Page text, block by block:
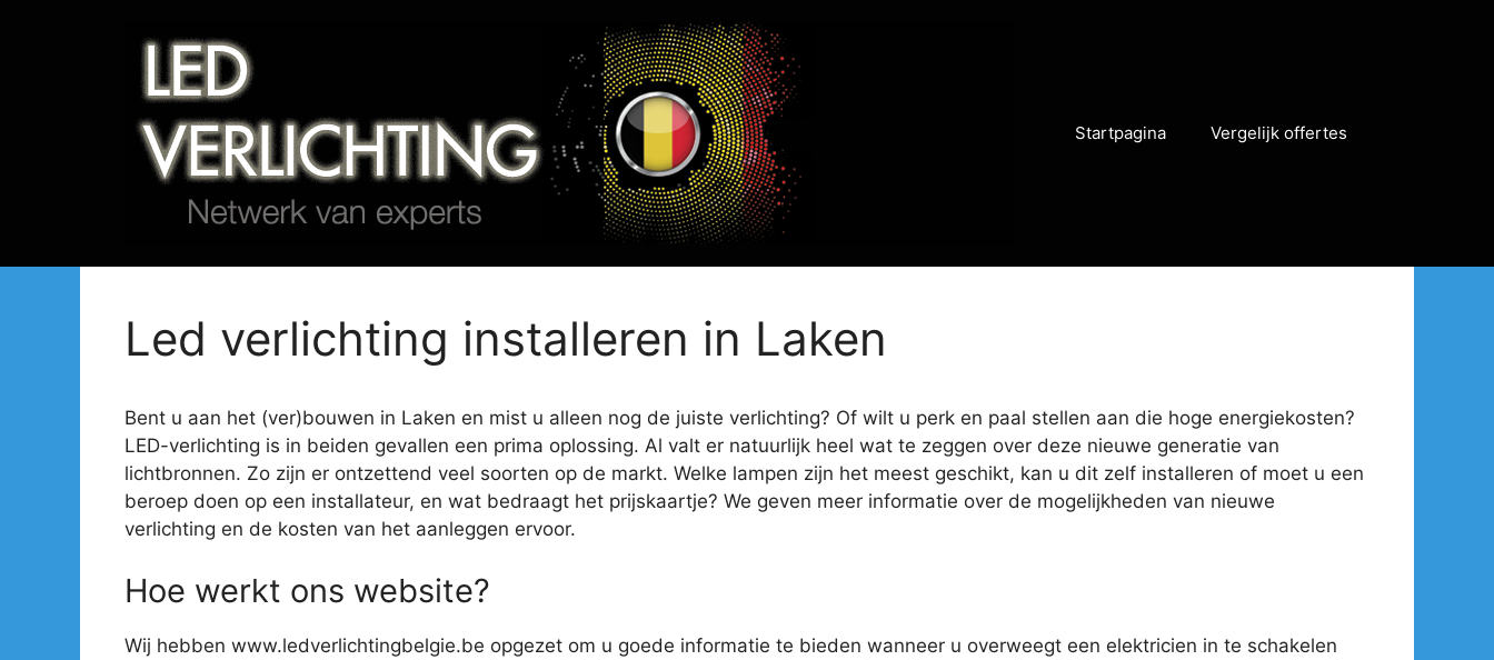
Startpagina Vergelijk offertes
Led verlichting installeren in Laken
Bent u aan het (ver)bouwen in Laken en mist u alleen nog de juiste verlichting? Of wilt u perk en paal stellen aan die hoge energiekosten?
LED-verlichting is in beiden gevallen een prima oplossing. Al valt er natuurlijk heel wat te zeggen over deze nieuwe generatie van
lichtbronnen. Zo zijn er ontzettend veel soorten op de markt. Welke lampen zijn het meest geschikt, kan u dit zelf installeren of moet u een
beroep doen op een installateur, en wat bedraagt het prijskaartje? We geven meer informatie over de mogelijkheden van nieuwe
verlichting en de kosten van het aanleggen ervoor.
Hoe werkt ons website?
Wij hebben www.ledverlichtingbelgie.be opgezet om u goede informatie te bieden wanneer u overweegt een elektricien in te schakelen